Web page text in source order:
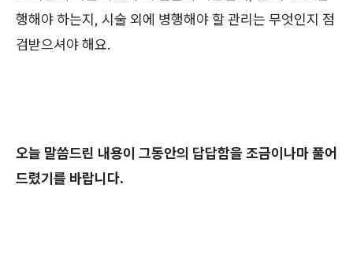
행해야 하는지, 시술 외에 병행해야 할 관리는 무엇인지 점
검받으셔야 해요.
오늘 말씀드린 내용이 그동안의 답답함을 조금이나마 풀어
드렸기를 바랍니다.